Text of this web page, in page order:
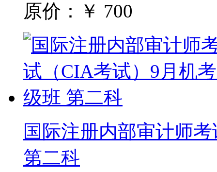
原价：￥ 700
国际注册内部审计师
第二科